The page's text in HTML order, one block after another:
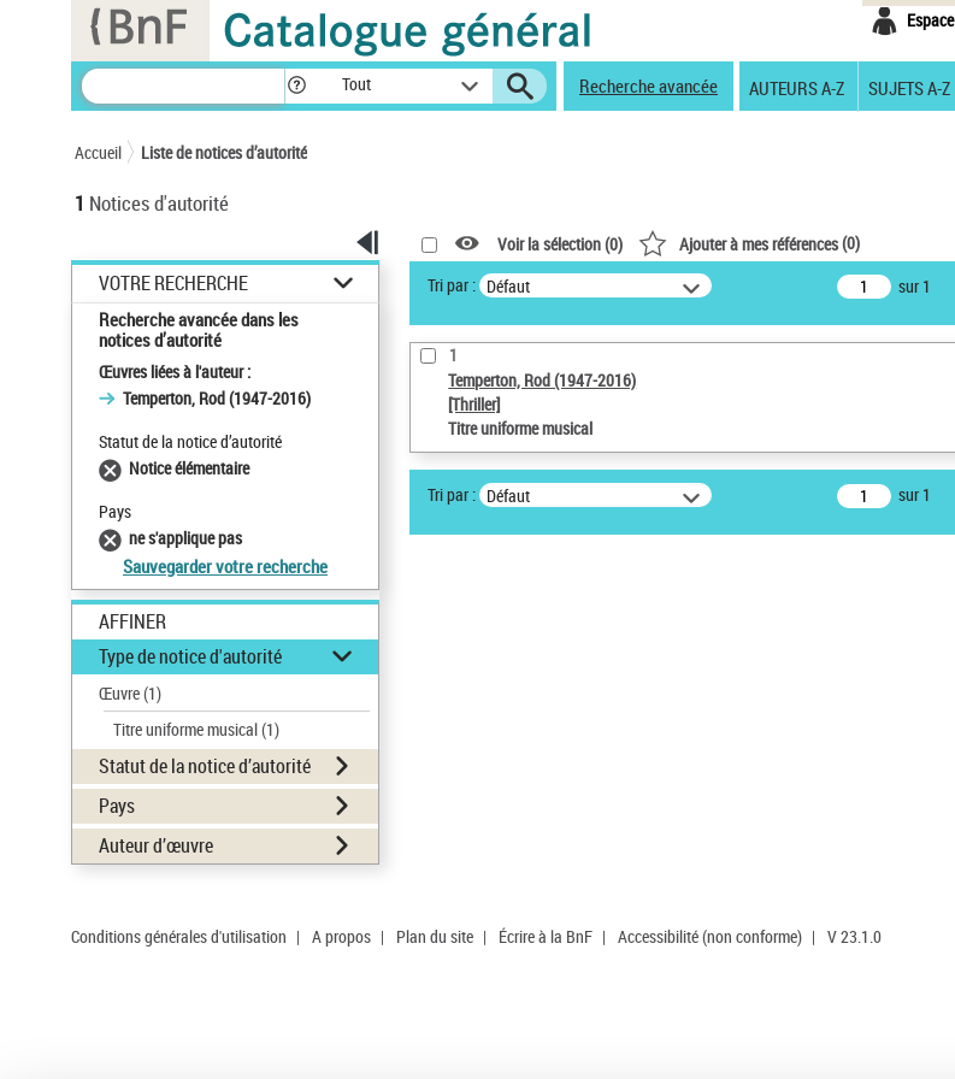
Tout Recherche avancée AUTEURS A-Z SUJETS A-Z
Accueil Liste de notices d’autorité
1 Notices d'autorité
VOTRE RECHERCHE
Recherche avancée dans les
notices d’autorité
Œuvres liées à l'auteur :
Temperton, Rod (1947-2016)
Statut de la notice d’autorité
Notice élémentaire
Pays
ne s'applique pas
Sauvegarder votre recherche
AFFINER
Type de notice d'autorité
Œuvre(1)
Titre uniforme musical(1)
Statut de la notice d’autorité
Pays
Auteur d’œuvre
Voir la sélection (0) Ajouter à mes références(0)
Tri par : Défaut sur 1
1
Temperton, Rod (1947-2016)
[Thriller]
Titre uniforme musical
Tri par : Défaut sur 1
Conditions générales d'utilisation | A propos | Plan du site | Écrire à la BnF | Accessibilité (non conforme) | V 23.1.0
Panneau de gestion des cookies